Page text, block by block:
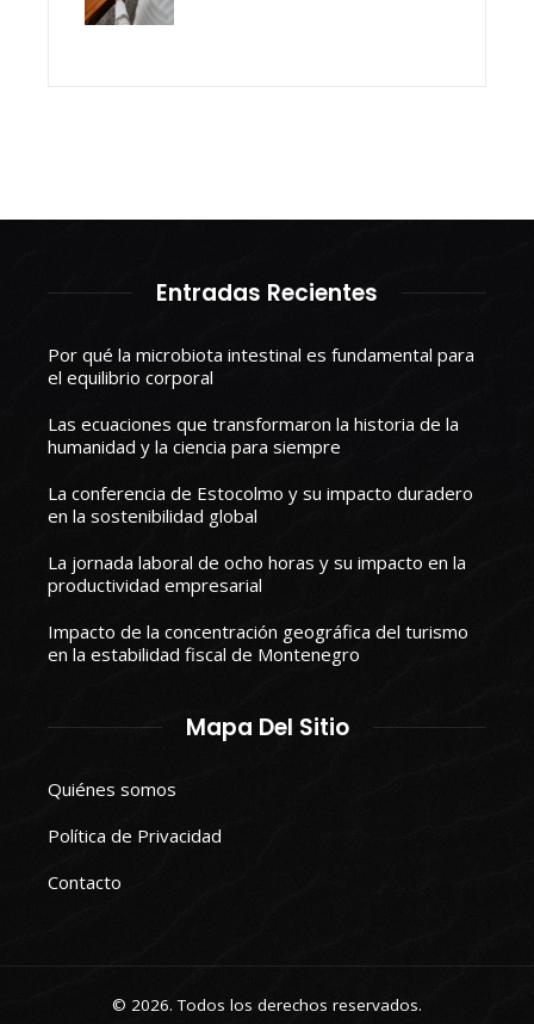
Entradas Recientes
Por qué la microbiota intestinal es fundamental para
el equilibrio corporal
Las ecuaciones que transformaron la historia de la
humanidad y la ciencia para siempre
La conferencia de Estocolmo y su impacto duradero
en la sostenibilidad global
La jornada laboral de ocho horas y su impacto en la
productividad empresarial
Impacto de la concentración geográfica del turismo
en la estabilidad fiscal de Montenegro
Mapa Del Sitio
Quiénes somos
Política de Privacidad
Contacto
© 2026. Todos los derechos reservados.